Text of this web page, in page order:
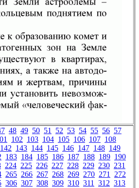
48 49 50 51 52 53 54 55 56 57
102 103 104 105 106 107 108
142 143 144 145 146 147 148 149
183 184 185 186 187 188 189 190
224 225 226 227 228 229 230 231
265 266 267 268 269 270 271 272
306 307 308 309 310 311 312 313